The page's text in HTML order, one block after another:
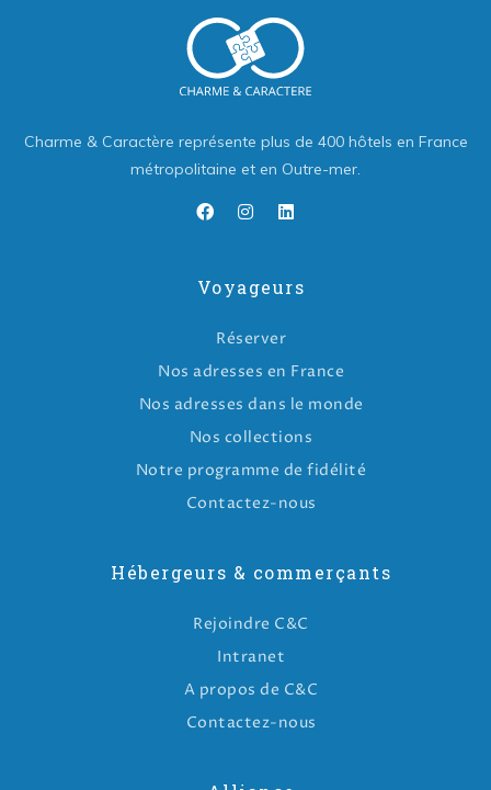
Charme & Caractère représente plus de 400 hôtels en France
métropolitaine et en Outre-mer.
Voyageurs
Réserver
Nos adresses en France
Nos adresses dans le monde
Nos collections
Notre programme de fidélité
Contactez-nous
Hébergeurs & commerçants
Rejoindre C&C
Intranet
A propos de C&C
Contactez-nous